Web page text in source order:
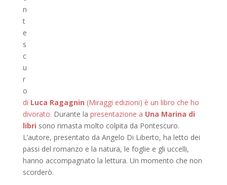
n
t
e
s
c
u
r
o
di Luca Ragagnin (Miraggi edizioni) è un libro che ho
divorato. Durante la presentazione a Una Marina di
libri sono rimasta molto colpita da Pontescuro.
L’autore, presentato da Angelo Di Liberto, ha letto dei
passi del romanzo e la natura, le foglie e gli uccelli,
hanno accompagnato la lettura. Un momento che non
scorderò.